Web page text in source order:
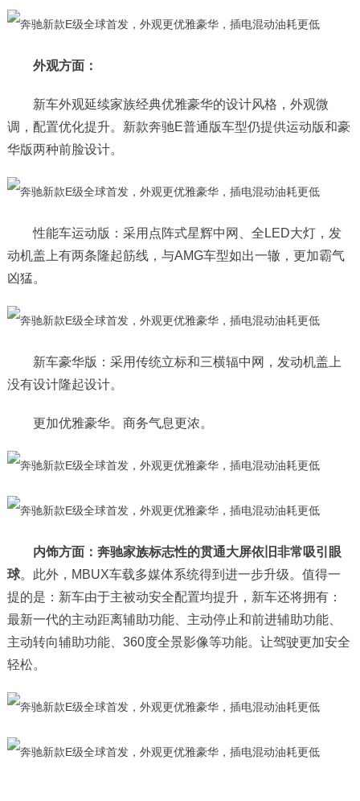
外观方面：
新车外观延续家族经典优雅豪华的设计风格，外观微
调，配置优化提升。新款奔驰E普通版车型仍提供运动版和豪
华版两种前脸设计。
性能车运动版：采用点阵式星辉中网、全LED大灯，发
动机盖上有两条隆起筋线，与AMG车型如出一辙，更加霸气
凶猛。
新车豪华版：采用传统立标和三横辐中网，发动机盖上
没有设计隆起设计。
更加优雅豪华。商务气息更浓。
内饰方面：奔驰家族标志性的贯通大屏依旧非常吸引眼
球。此外，MBUX车载多媒体系统得到进一步升级。值得一
提的是：新车由于主被动安全配置均提升，新车还将拥有：
最新一代的主动距离辅助功能、主动停止和前进辅助功能、
主动转向辅助功能、360度全景影像等功能。让驾驶更加安全
轻松。